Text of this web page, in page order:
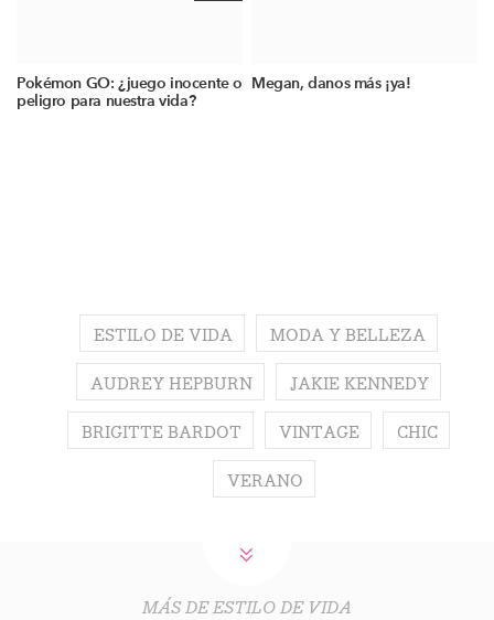
Pokémon GO: ¿juego inocente o
peligro para nuestra vida?
Megan, danos más ¡ya!
ESTILO DE VIDA MODA Y BELLEZA
AUDREY HEPBURN JAKIE KENNEDY
BRIGITTE BARDOT VINTAGE CHIC
VERANO
MÁS DE ESTILO DE VIDA